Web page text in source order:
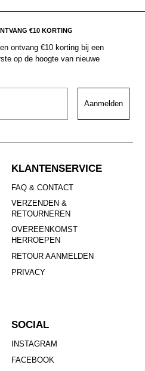
€10 KORTING
ontvang €10 korting bij een
op de hoogte van nieuwe
Aanmelden
KLANTENSERVICE
FAQ & CONTACT
VERZENDEN &
RETOURNEREN
OVEREENKOMST
HERROEPEN
RETOUR AANMELDEN
PRIVACY
SOCIAL
INSTAGRAM
FACEBOOK